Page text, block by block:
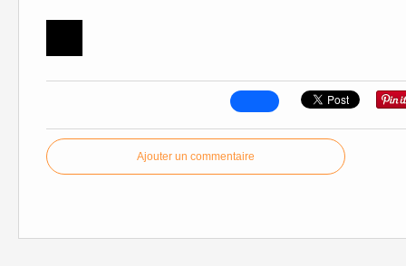
Ajouter un commentaire